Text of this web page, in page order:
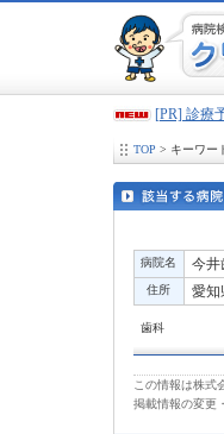
[PR] 診療
TOP > キーワー
病院名 今井
住所 愛知
歯科
この情報は株式
掲載情報の変更